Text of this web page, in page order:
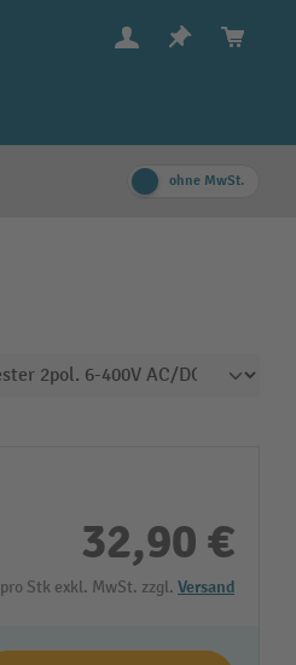
ohne MwSt.
32,90 €
pro Stk exkl. MwSt. zzgl. Versand